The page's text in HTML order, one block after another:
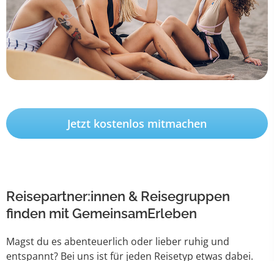
Jetzt kostenlos mitmachen
Reisepartner:innen & Reisegruppen
finden mit GemeinsamErleben
Magst du es abenteuerlich oder lieber ruhig und
entspannt? Bei uns ist für jeden Reisetyp etwas dabei.